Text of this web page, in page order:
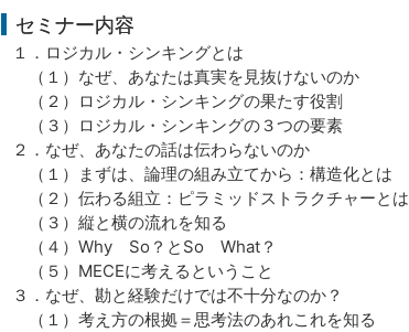
セミナー内容
１．ロジカル・シンキングとは
（１）なぜ、あなたは真実を見抜けないのか
（２）ロジカル・シンキングの果たす役割
（３）ロジカル・シンキングの３つの要素
２．なぜ、あなたの話は伝わらないのか
（１）まずは、論理の組み立てから：構造化とは
（２）伝わる組立：ピラミッドストラクチャーとは
（３）縦と横の流れを知る
（４）Why So？とSo What？
（５）MECEに考えるということ
３．なぜ、勘と経験だけでは不十分なのか？
（１）考え方の根拠＝思考法のあれこれを知る